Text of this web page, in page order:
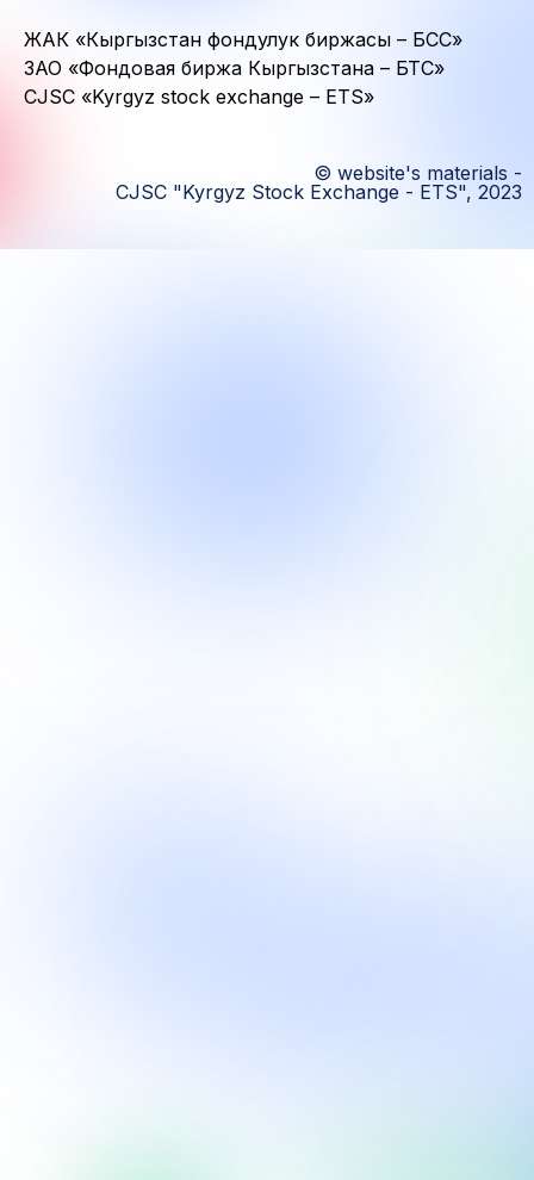
ЖАК «Кыргызстан фондулук биржасы – БСС»
ЗАО «Фондовая биржа Кыргызстана – БТС»
CJSC «Kyrgyz stock exchange – ETS»
© website's materials -
CJSC "Kyrgyz Stock Exchange - ETS", 2023